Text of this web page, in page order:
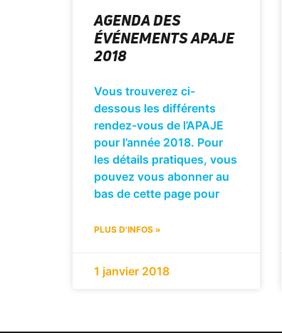
AGENDA DES
ÉVÉNEMENTS APAJE
2018
Vous trouverez ci-
dessous les différents
rendez-vous de l’APAJE
pour l’année 2018. Pour
les détails pratiques, vous
pouvez vous abonner au
bas de cette page pour
PLUS D'INFOS »
1 janvier 2018